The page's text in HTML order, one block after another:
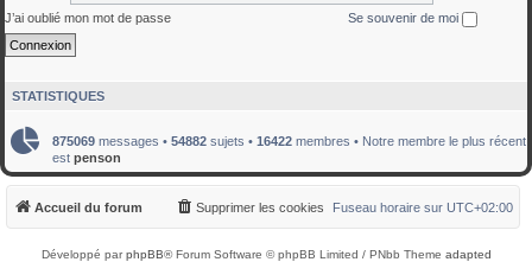
J’ai oublié mon mot de passe Se souvenir de moi
STATISTIQUES
875069 messages • 54882 sujets • 16422 membres • Notre membre le plus récent
est penson
Accueil du forum Fuseau horaire sur UTC+02:00
Supprimer les cookies
Développé parphpBB® Forum Software © phpBB Limited / PNbb Theme adapted